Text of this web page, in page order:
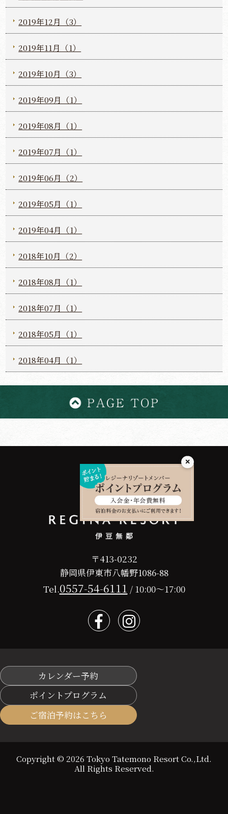
2019年12月（3）
2019年11月（1）
2019年10月（3）
2019年09月（1）
2019年08月（1）
2019年07月（1）
2019年06月（2）
2019年05月（1）
2019年04月（1）
2018年10月（2）
2018年08月（1）
2018年07月（1）
2018年05月（1）
2018年04月（1）
〒413-0232
静岡県伊東市八幡野1086-88
Tel.0557-54-6111 / 10:00～17:00
カレンダー予約
ポイントプログラム
ご宿泊予約はこちら
Copyright © 2026 Tokyo Tatemono Resort Co.,Ltd.
All Rights Reserved.
×